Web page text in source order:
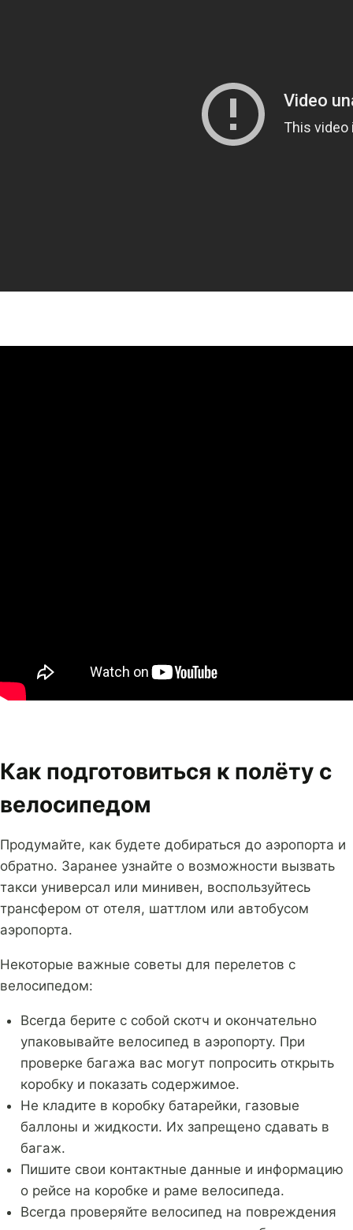
Как подготовиться к полёту с
велосипедом
Продумайте, как будете добираться до аэропорта и
обратно. Заранее узнайте о возможности вызвать
такси универсал или минивен, воспользуйтесь
трансфером от отеля, шаттлом или автобусом
аэропорта.
Некоторые важные советы для перелетов с
велосипедом:
Всегда берите с собой скотч и окончательно
упаковывайте велосипед в аэропорту. При
проверке багажа вас могут попросить открыть
коробку и показать содержимое.
Не кладите в коробку батарейки, газовые
баллоны и жидкости. Их запрещено сдавать в
багаж.
Пишите свои контактные данные и информацию
о рейсе на коробке и раме велосипеда.
Всегда проверяйте велосипед на повреждения